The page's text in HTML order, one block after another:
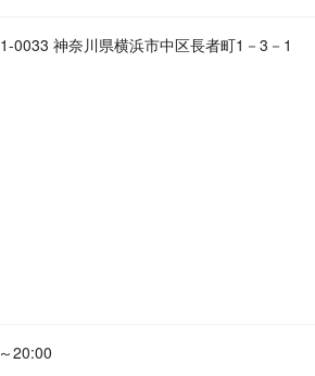
0033 神奈川県横浜市中区長者町1－3－1
20:00